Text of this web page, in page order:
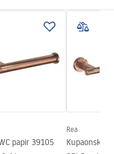
papir 39105
Rea
Kupaonska